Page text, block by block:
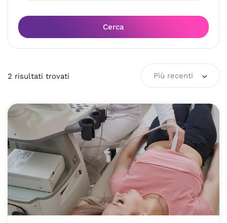
Cerca
2 risultati trovati Più recenti